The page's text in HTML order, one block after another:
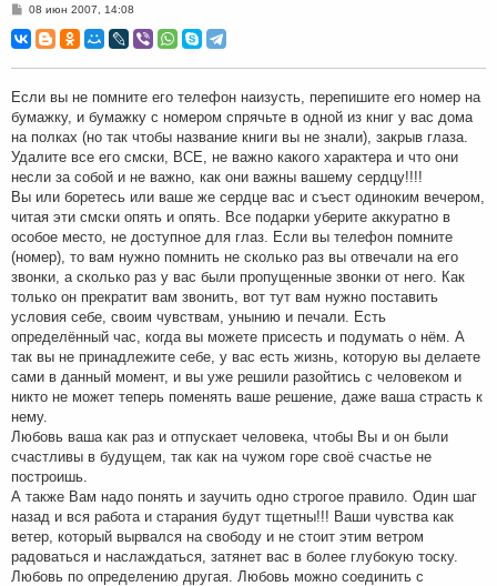
С
о
б
и
е
08 июн 2007, 14:08
Если вы не помните его телефон наизусть, перепишите его номер на
бумажку, и бумажку с номером спрячьте в одной из книг у вас дома
на полках (но так чтобы название книги вы не знали), закрыв глаза.
Удалите все его смски, ВСЕ, не важно какого характера и что они
несли за собой и не важно, как они важны вашему сердцу!!!!
Вы или боретесь или ваше же сердце вас и съест одиноким вечером,
читая эти смски опять и опять. Все подарки уберите аккуратно в
особое место, не доступное для глаз. Если вы телефон помните
(номер), то вам нужно помнить не сколько раз вы отвечали на его
звонки, а сколько раз у вас были пропущенные звонки от него. Как
только он прекратит вам звонить, вот тут вам нужно поставить
условия себе, своим чувствам, унынию и печали. Есть
определённый час, когда вы можете присесть и подумать о нём. А
так вы не принадлежите себе, у вас есть жизнь, которую вы делаете
сами в данный момент, и вы уже решили разойтись с человеком и
никто не может теперь поменять ваше решение, даже ваша страсть к
нему.
Любовь ваша как раз и отпускает человека, чтобы Вы и он были
счастливы в будущем, так как на чужом горе своё счастье не
построишь.
А также Вам надо понять и заучить одно строгое правило. Один шаг
назад и вся работа и старания будут тщетны!!! Ваши чувства как
ветер, который вырвался на свободу и не стоит этим ветром
радоваться и наслаждаться, затянет вас в более глубокую тоску.
Любовь по определению другая. Любовь можно соединить с